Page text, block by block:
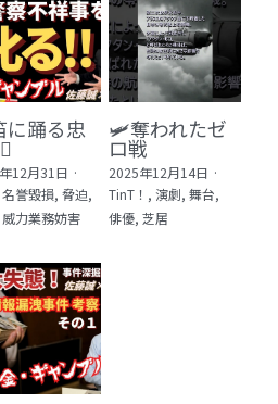
に踊る忠
12月31日 ·
名誉毀損, 脅迫,
威力業務妨害
🛩️奪われたゼ
ロ戦
2025年12月14日 ·
TinT！, 演劇, 舞台,
俳優, 芝居